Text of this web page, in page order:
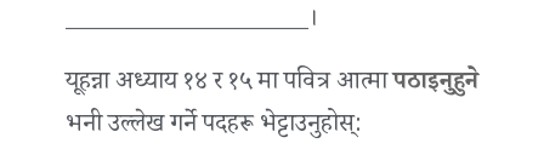
____________________।
यूहन्ना अध्याय १४ र १५ मा पवित्र आत्मापठाइनुहुने
भनी उल्लेख गर्ने पदहरू भेट्टाउनुहोस्: